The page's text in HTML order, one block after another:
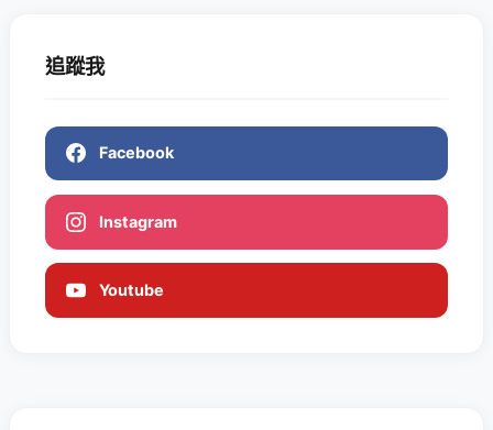
追蹤我
Facebook
Instagram
Youtube